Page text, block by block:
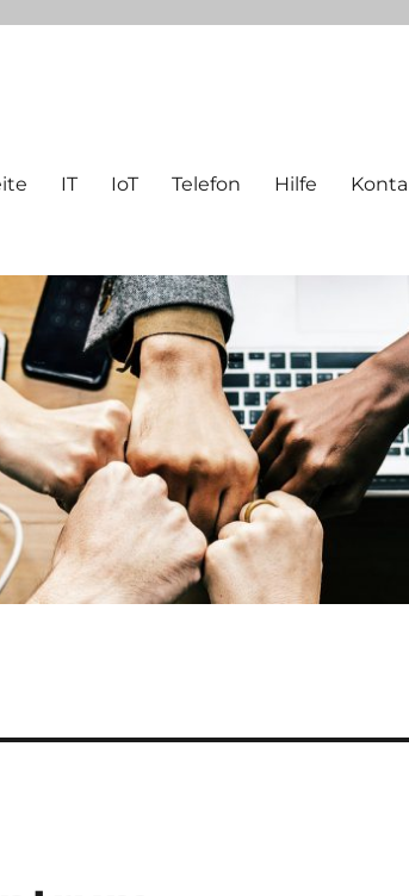
25 | 47800
IT IoT Telefon Hilfe